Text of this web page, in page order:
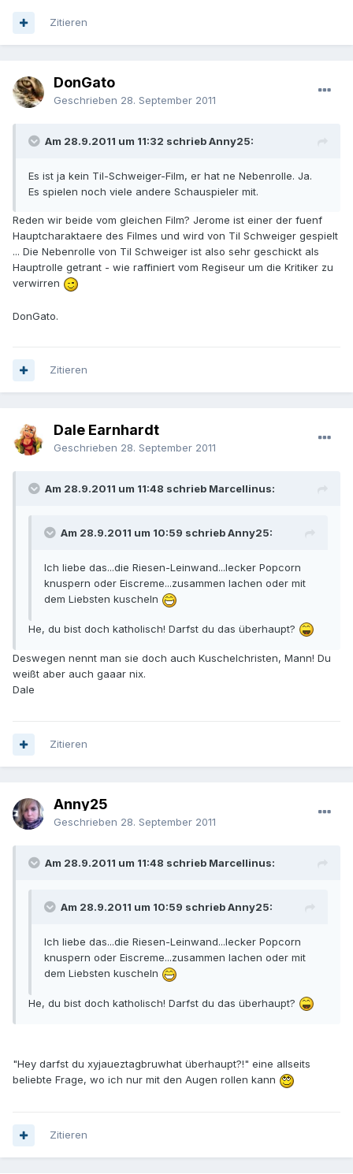
Zitieren
DonGato
Geschrieben 28. September 2011
Am 28.9.2011 um 11:32 schrieb Anny25:
Es ist ja kein Til-Schweiger-Film, er hat ne Nebenrolle. Ja.
Es spielen noch viele andere Schauspieler mit.
Reden wir beide vom gleichen Film? Jerome ist einer der fuenf
Hauptcharaktaere des Filmes und wird von Til Schweiger gespielt
... Die Nebenrolle von Til Schweiger ist also sehr geschickt als
Hauptrolle getrant - wie raffiniert vom Regiseur um die Kritiker zu
verwirren
DonGato.
Zitieren
Dale Earnhardt
Geschrieben 28. September 2011
Am 28.9.2011 um 11:48 schrieb Marcellinus:
Am 28.9.2011 um 10:59 schrieb Anny25:
Ich liebe das...die Riesen-Leinwand...lecker Popcorn
knuspern oder Eiscreme...zusammen lachen oder mit
dem Liebsten kuscheln
He, du bist doch katholisch! Darfst du das überhaupt?
Deswegen nennt man sie doch auch Kuschelchristen, Mann! Du
weißt aber auch gaaar nix.
Dale
Zitieren
Anny25
Geschrieben 28. September 2011
Am 28.9.2011 um 11:48 schrieb Marcellinus:
Am 28.9.2011 um 10:59 schrieb Anny25:
Ich liebe das...die Riesen-Leinwand...lecker Popcorn
knuspern oder Eiscreme...zusammen lachen oder mit
dem Liebsten kuscheln
He, du bist doch katholisch! Darfst du das überhaupt?
"Hey darfst du xyjaueztagbruwhat überhaupt?!" eine allseits
beliebte Frage, wo ich nur mit den Augen rollen kann
Zitieren